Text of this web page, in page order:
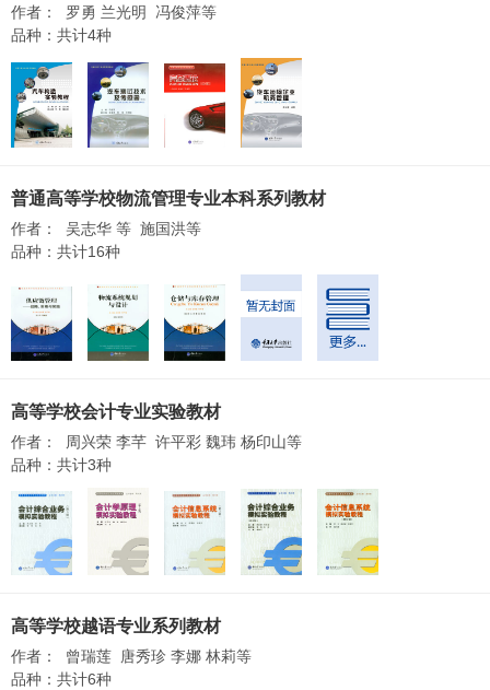
作者： 罗勇 兰光明 冯俊萍等
品种：共计4种
普通高等学校物流管理专业本科系列教材
作者： 吴志华 等 施国洪等
品种：共计16种
高等学校会计专业实验教材
作者： 周兴荣 李芊 许平彩 魏玮 杨印山等
品种：共计3种
高等学校越语专业系列教材
作者： 曾瑞莲 唐秀珍 李娜 林莉等
品种：共计6种